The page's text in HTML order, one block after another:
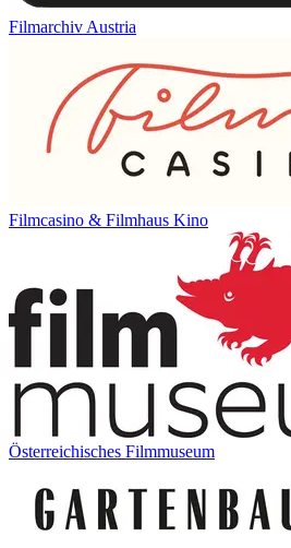
Filmarchiv Austria
Filmcasino & Filmhaus Kino
Österreichisches Filmmuseum